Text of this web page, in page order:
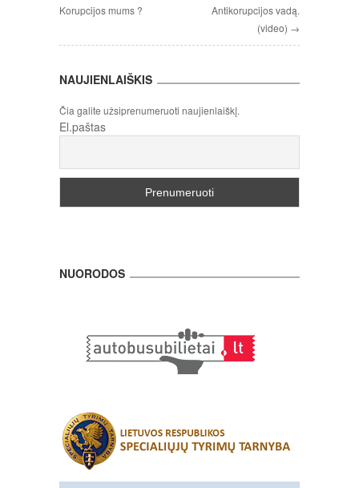
Korupcijos mums ?
Antikorupcijos vadą.
(video) →
NAUJIENLAIŠKIS
Čia galite užsiprenumeruoti naujienlaiškį.
El.paštas
NUORODOS